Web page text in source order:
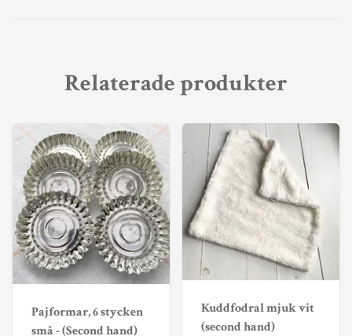
Relaterade produkter
Pajformar, 6 stycken
små - (Second hand)
Kuddfodral mjuk vit
(second hand)